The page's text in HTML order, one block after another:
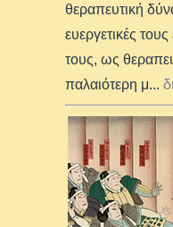
θεραπευτική
ευεργετικές
τους, ως
παλαιότερη μ...